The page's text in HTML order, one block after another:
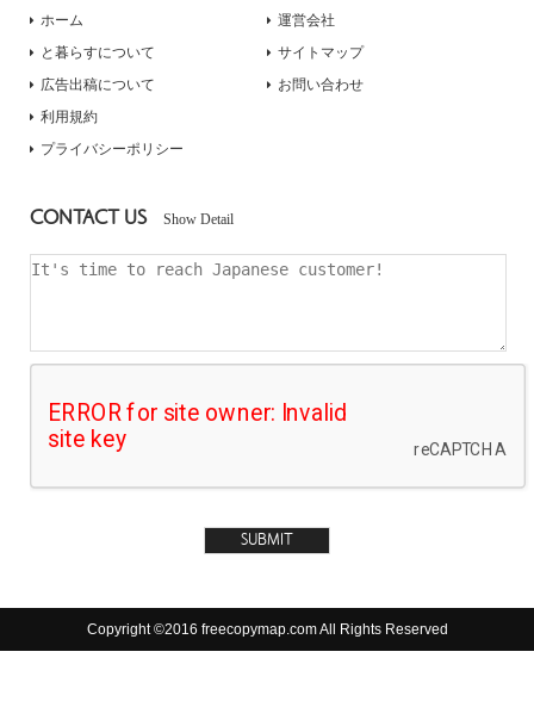
ホーム
と暮らすについて
広告出稿について
運営会社
サイトマップ
お問い合わせ
利用規約
プライバシーポリシー
CONTACT US Show Detail
Copyright ©2016 freecopymap.com All Rights Reserved